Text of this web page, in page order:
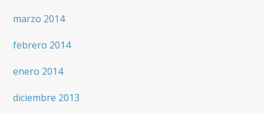
marzo 2014
febrero 2014
enero 2014
diciembre 2013